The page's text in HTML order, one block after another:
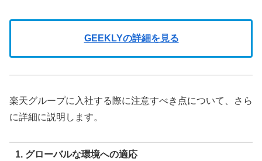
GEEKLYの詳細を見る
楽天グループに入社する際に注意すべき点について、さら
に詳細に説明します。
1. グローバルな環境への適応